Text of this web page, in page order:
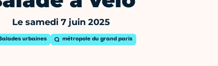
Le samedi 7 juin 2025
urbaines métropole du grand paris